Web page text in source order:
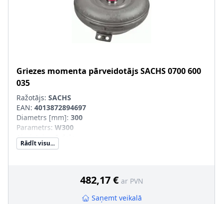
Griezes momenta pārveidotājsSACHS0700 600
035
Ražotājs: SACHS
EAN: 4013872894697
Diametrs [mm]: 300
Parametrs: W300
Aizvietojamā daļa
SVHC:Informācija nav pieejama, lūdzu, griezieties pie
Rādīt visu...
482,17 € ar PVN
Saņemt veikalā